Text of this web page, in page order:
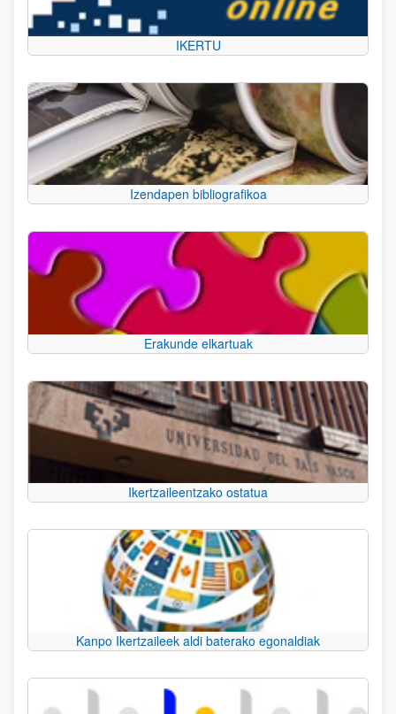
IKERTU
Izendapen bibliografikoa
Erakunde elkartuak
Ikertzaileentzako ostatua
Kanpo Ikertzaileek aldi baterako egonaldiak